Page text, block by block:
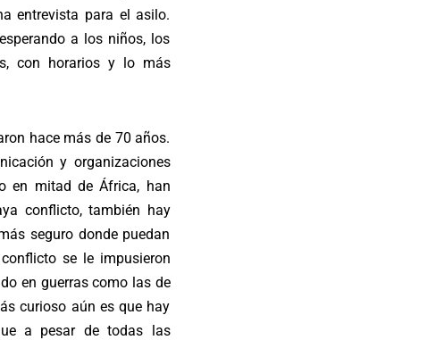
entrevista para el asilo.
a los niños, los
con horarios y lo más
hace más de 70 años.
y organizaciones
en mitad de África, han
conflicto, también hay
seguro donde puedan
se le impusieron
en guerras como las de
curioso aún es que hay
a pesar de todas las